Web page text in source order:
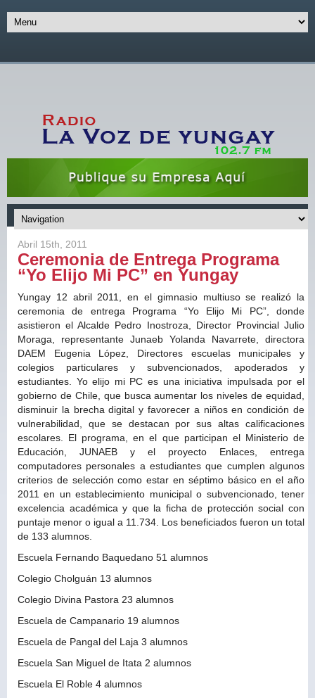
Abril 15th, 2011
Ceremonia de Entrega Programa
“Yo Elijo Mi PC” en Yungay
Yungay 12 abril 2011, en el gimnasio multiuso se realizó la
ceremonia de entrega Programa “Yo Elijo Mi PC”, donde
asistieron el Alcalde Pedro Inostroza, Director Provincial Julio
Moraga, representante Junaeb Yolanda Navarrete, directora
DAEM Eugenia López, Directores escuelas municipales y
colegios particulares y subvencionados, apoderados y
estudiantes. Yo elijo mi PC es una iniciativa impulsada por el
gobierno de Chile, que busca aumentar los niveles de equidad,
disminuir la brecha digital y favorecer a niños en condición de
vulnerabilidad, que se destacan por sus altas calificaciones
escolares. El programa, en el que participan el Ministerio de
Educación, JUNAEB y el proyecto Enlaces, entrega
computadores personales a estudiantes que cumplen algunos
criterios de selección como estar en séptimo básico en el año
2011 en un establecimiento municipal o subvencionado, tener
excelencia académica y que la ficha de protección social con
puntaje menor o igual a 11.734. Los beneficiados fueron un total
de 133 alumnos.
Escuela Fernando Baquedano 51 alumnos
Colegio Cholguán 13 alumnos
Colegio Divina Pastora 23 alumnos
Escuela de Campanario 19 alumnos
Escuela de Pangal del Laja 3 alumnos
Escuela San Miguel de Itata 2 alumnos
Escuela El Roble 4 alumnos